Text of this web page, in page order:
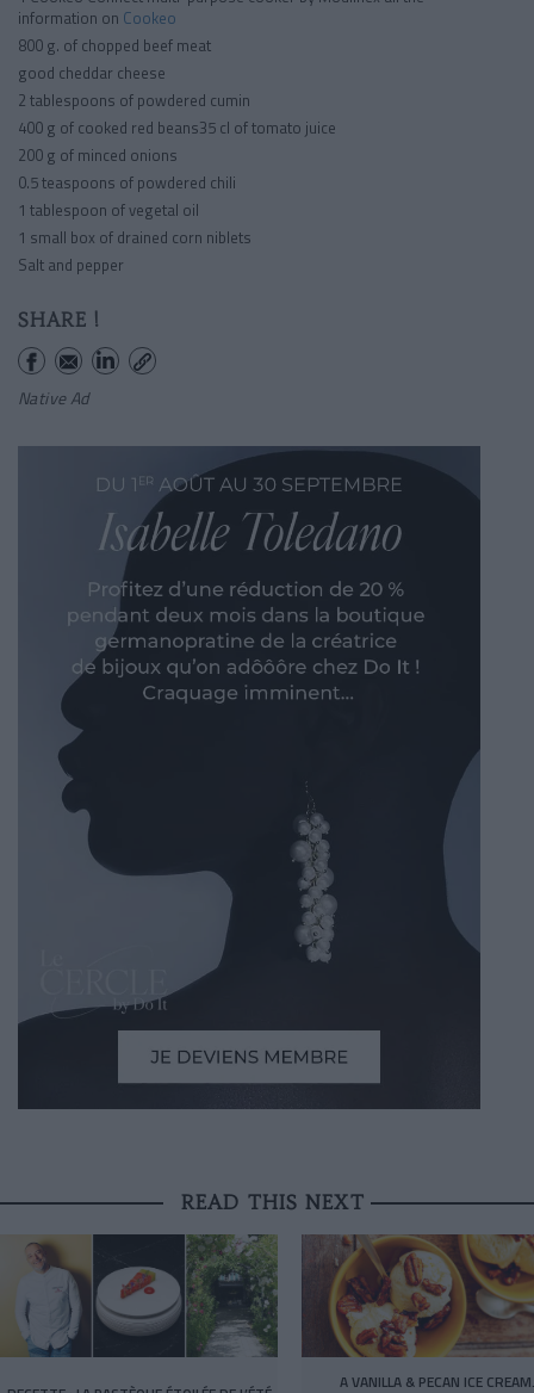
information on Cookeo
800 g. of chopped beef meat
good cheddar cheese
2 tablespoons of powdered cumin
400 g of cooked red beans35 cl of tomato juice
200 g of minced onions
0.5 teaspoons of powdered chili
1 tablespoon of vegetal oil
1 small box of drained corn niblets
Salt and pepper
SHARE !
Native Ad
READ THIS NEXT
A VANILLA & PECAN ICE